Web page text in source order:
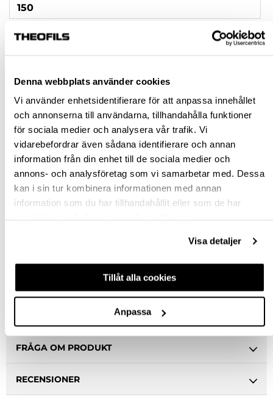
Denna webbplats använder cookies
Vi använder enhetsidentifierare för att anpassa innehållet
och annonserna till användarna, tillhandahålla funktioner
för sociala medier och analysera vår trafik. Vi
vidarebefordrar även sådana identifierare och annan
information från din enhet till de sociala medier och
annons- och analysföretag som vi samarbetar med. Dessa
kan i sin tur kombinera informationen med annan
information som du har tillhandahållit eller som de har
Visa detaljer
Tillåt alla cookies
Anpassa
150
180
320
400
Rensa val
st
VÄLJ VARIANT
Ledande leverantör i Sverige
FRÅGA OM PRODUKT
RECENSIONER